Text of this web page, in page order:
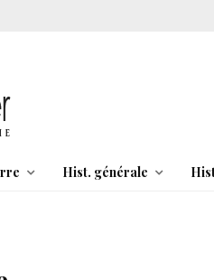
Hist. générale